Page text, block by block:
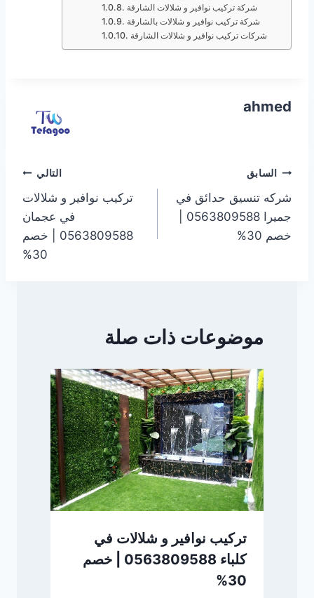
شركة تركيب نوافير و شلالات الشارقة
شركة تركيب نوافير و شلالات بالشارقة
شركات تركيب نوافير و شلالات الشارقة
ahmed
تصفّح
المقالات
السابق
شركه تنسيق حدائق في
خصم 30%
التالي
تركيب نوافير و شلالات
في عجمان
0563809588 | خصم
30%
موضوعات ذات صلة
تركيب نوافير و شلالات في
كلباء 0563809588 | خصم
30%